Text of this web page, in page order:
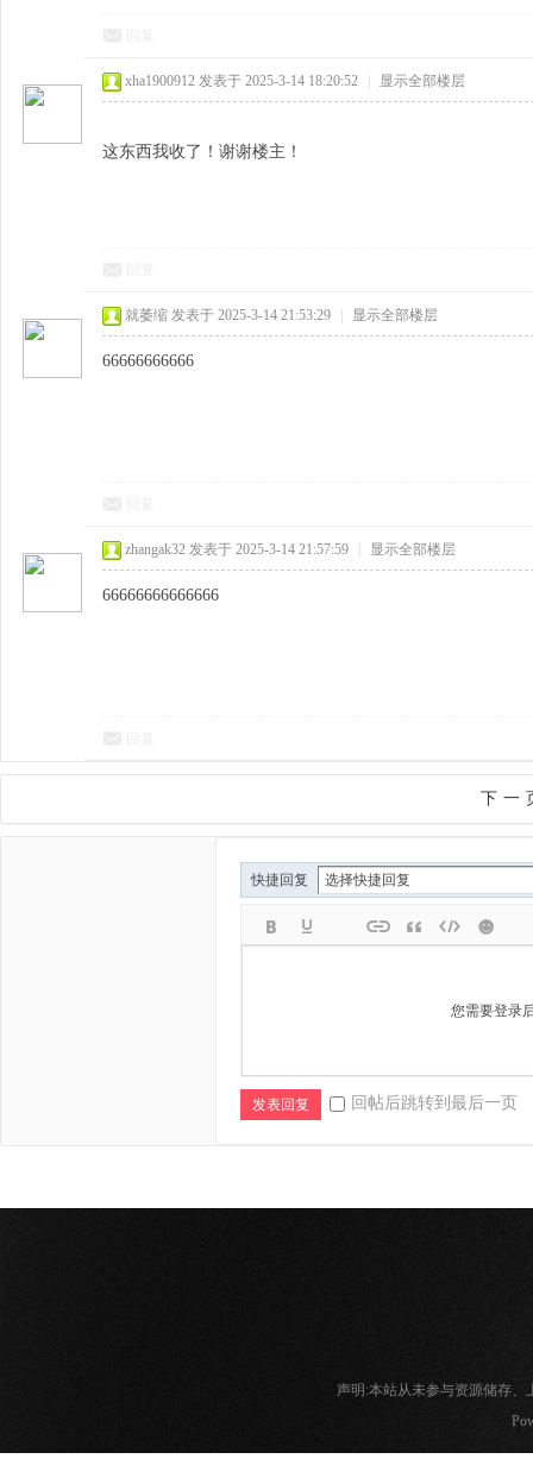
xha1900912 发表于 2025-3-14 18:20:52 显示全部楼层
这东西我收了！谢谢楼主！
就萎缩 发表于 2025-3-14 21:53:29 显示全部楼层
66666666666
zhangak32 发表于 2025-3-14 21:57:59 显示全部楼层
66666666666666
下一
快捷回复
您需要登录
发表回复 回帖后跳转到最后一页
声明:本站从未参与资源储存、